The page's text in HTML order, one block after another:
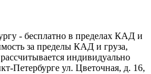
- бесплатно в пределах КАД и
за пределы КАД и груза,
индивидуально
Петербурге ул. Цветочная, д. 16,